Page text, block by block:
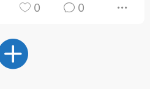
营卫通：内经视角
调养要义
0 0